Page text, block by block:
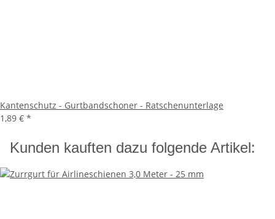
Kantenschutz - Gurtbandschoner - Ratschenunterlage
1,89 € *
Kunden kauften dazu folgende Artikel: